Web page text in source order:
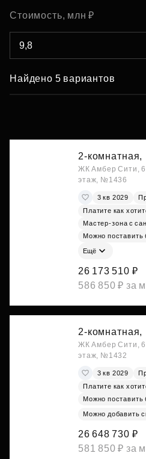
Стоимость, млн ₽
Найдено 5 вариантов
2-комнатная,
ЖК Амбер Сити, 6
этаж, №1436
3 кв 2029
Платите как
Мастер-зона с
Можно поставить
Ещё
26 173 510 ₽
586 850 ₽ за
2-комнатная,
ЖК Амбер Сити, 6
этаж, №1432
3 кв 2029
Платите как
Можно поставить
Можно добавить
26 648 730 ₽
581 850 ₽ за